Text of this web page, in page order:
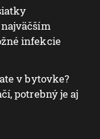
infekcie
v bytovke?
potrebný je aj